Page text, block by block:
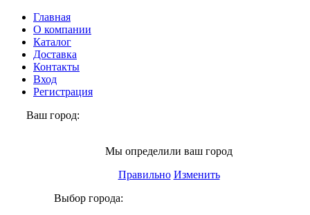
Главная
О компании
Каталог
Доставка
Контакты
Вход
Регистрация
Ваш город:
Мы определили ваш город
Правильно Изменить
Выбор города: